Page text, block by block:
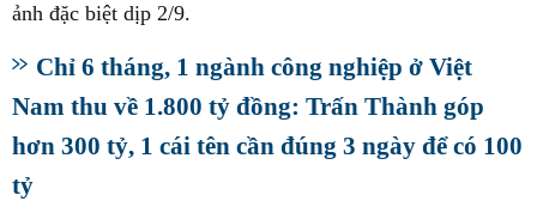
ảnh đặc biệt dịp 2/9.
Chỉ 6 tháng, 1 ngành công nghiệp ở Việt
Nam thu về 1.800 tỷ đồng: Trấn Thành góp
hơn 300 tỷ, 1 cái tên cần đúng 3 ngày để có 100
tỷ